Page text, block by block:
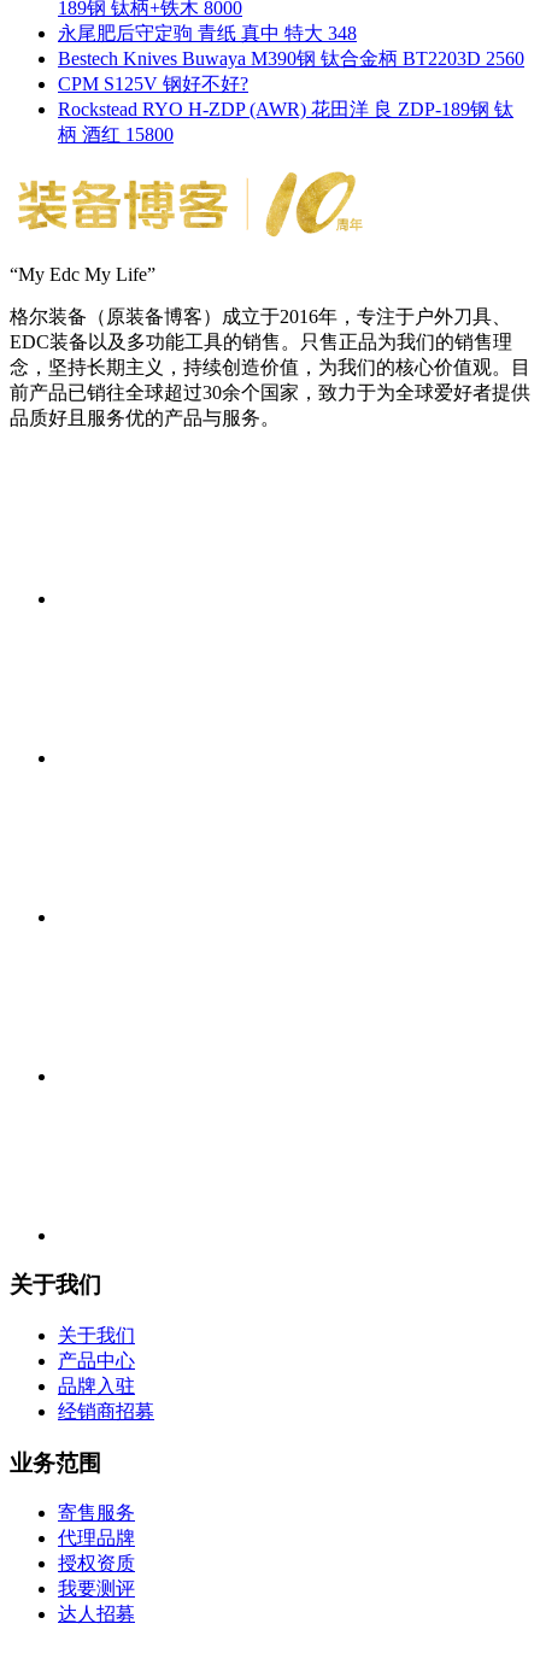
189钢 钛柄+铁木 8000
永尾肥后守定驹 青纸 真中 特大 348
Bestech Knives Buwaya M390钢 钛合金柄 BT2203D 2560
CPM S125V 钢好不好?
Rockstead RYO H-ZDP (AWR) 花田洋 良 ZDP-189钢 钛
柄 酒红 15800
“My Edc My Life”
格尔装备（原装备博客）成立于2016年，专注于户外刀具、
EDC装备以及多功能工具的销售。只售正品为我们的销售理
念，坚持长期主义，持续创造价值，为我们的核心价值观。目
前产品已销往全球超过30余个国家，致力于为全球爱好者提供
品质好且服务优的产品与服务。
关于我们
关于我们
产品中心
品牌入驻
经销商招募
业务范围
寄售服务
代理品牌
授权资质
我要测评
达人招募